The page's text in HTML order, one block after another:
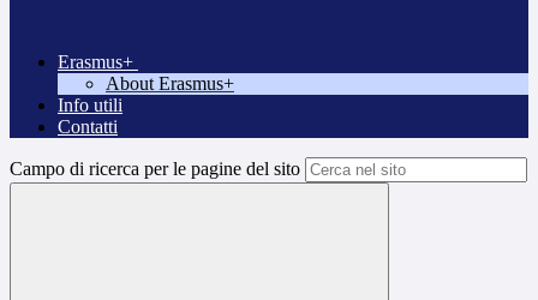
Erasmus+
About Erasmus+
Info utili
Contatti
Campo di ricerca per le pagine del sito